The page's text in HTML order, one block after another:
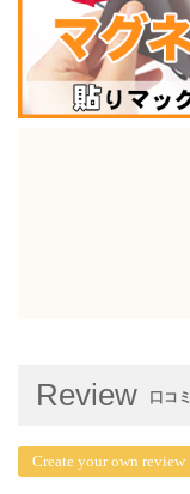
Review 口コミ
Create your own review